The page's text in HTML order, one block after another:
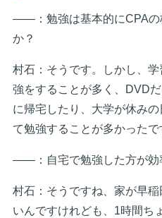
――：勉強は基本的にCPAの
か？
村石：そうです。しかし、
強をすることが多く、DVD
に帰宅したり、大学が休み
て勉強することが多かったで
――：自宅で勉強した方が効
村石：そうですね、家が早
いんですけれども、1時間ち